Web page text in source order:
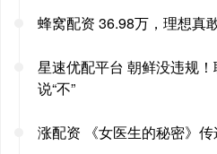
蜂窝配资 36.98万，理想真
星速优配平台 朝鲜没违规
说“不”
涨配资 《女医生的秘密》